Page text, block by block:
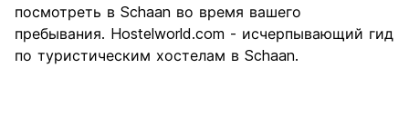
посмотреть в Schaan во время вашего
пребывания. Hostelworld.com - исчерпывающий гид
по туристическим хостелам в Schaan.